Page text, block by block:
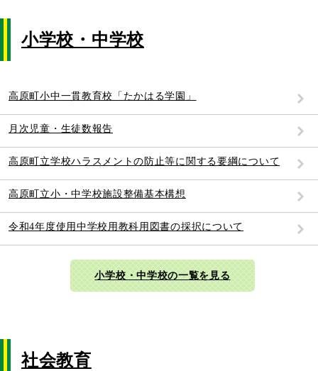
小学校・中学校
高原町小中一貫教育校「たかはる学園」
月次児童・生徒数報告
高原町立学校ハラスメントの防止等に関する要綱について
高原町立小・中学校施設整備基本構想
令和4年度使用中学校用教科用図書の採択について
小学校・中学校の一覧を見る
社会教育